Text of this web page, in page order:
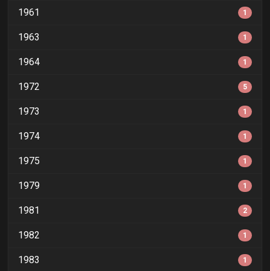
1961 1
1963 1
1964 1
1972 5
1973 1
1974 1
1975 1
1979 1
1981 2
1982 1
1983 1